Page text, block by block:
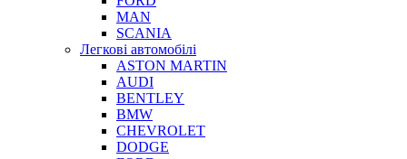
MAN
SCANIA
Легкові автомобілі
ASTON MARTIN
AUDI
BENTLEY
BMW
CHEVROLET
DODGE